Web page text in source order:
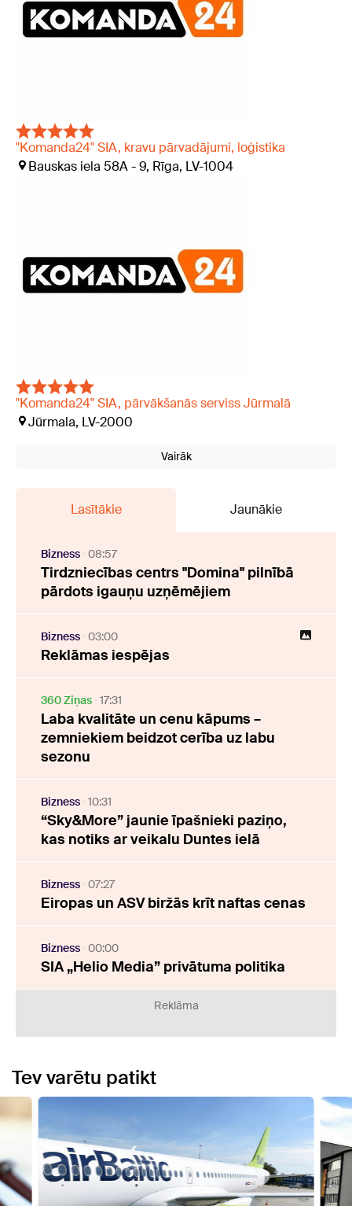
"Komanda24" SIA, kravu pārvadājumi, loģistika
Bauskas iela 58A - 9, Rīga, LV-1004
"Komanda24" SIA, pārvākšanās serviss Jūrmalā
Jūrmala, LV-2000
Vairāk
Lasītākie Jaunākie
Bizness 08:57
Tirdzniecības centrs "Domina" pilnībā
pārdots igauņu uzņēmējiem
Bizness 03:00
Reklāmas iespējas
360 Ziņas 17:31
Laba kvalitāte un cenu kāpums –
zemniekiem beidzot cerība uz labu
sezonu
Bizness 10:31
“Sky&More” jaunie īpašnieki paziņo,
kas notiks ar veikalu Duntes ielā
Bizness 07:27
Eiropas un ASV biržās krīt naftas cenas
Bizness 00:00
SIA „Helio Media” privātuma politika
Reklāma
Tev varētu patikt